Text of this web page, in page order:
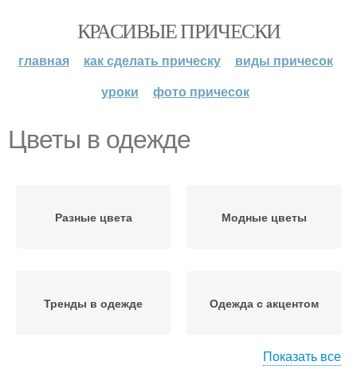
КРАСИВЫЕ ПРИЧЕСКИ
главная как сделать прическу
виды причесок
уроки
фото причесок
Цветы в одежде
Разные цвета Модные цветы
Тренды в одежде Одежда с акцентом
Показать все